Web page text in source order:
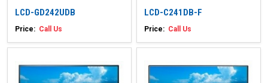
LCD-GD242UDB
Price: Call Us
LCD-C241DB-F
Price: Call Us